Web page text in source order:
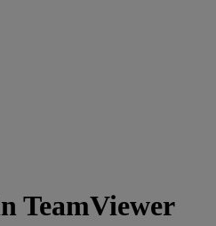
TeamViewer